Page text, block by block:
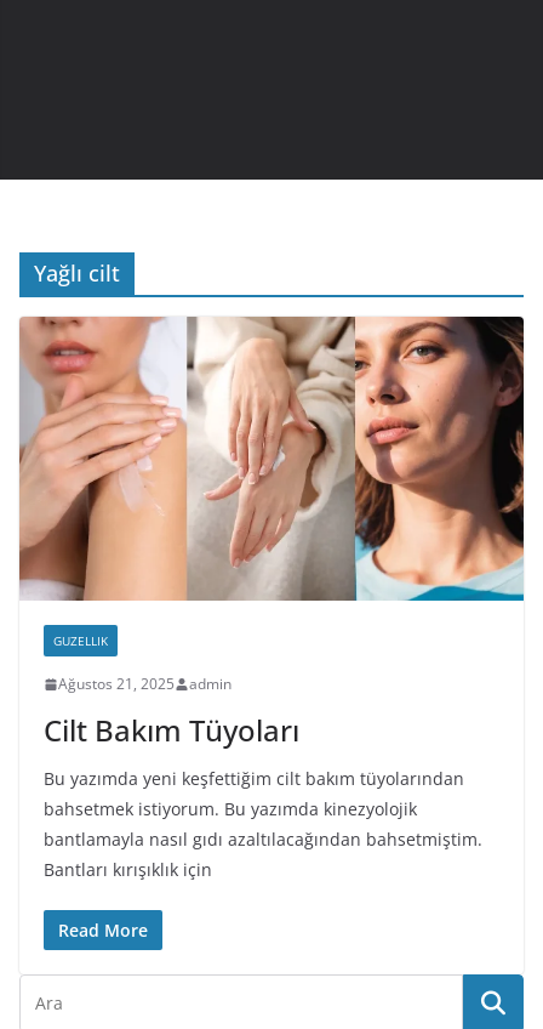
Yağlı cilt
GUZELLIK
Ağustos 21, 2025 admin
Cilt Bakım Tüyoları
Bu yazımda yeni keşfettiğim cilt bakım tüyolarından
bahsetmek istiyorum. Bu yazımda kinezyolojik
bantlamayla nasıl gıdı azaltılacağından bahsetmiştim.
Bantları kırışıklık için
Read More